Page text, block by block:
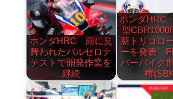
ホンダHRC 雨に見
舞われたバルセロナ
テストで開発作業を
継続
ホンダHRC
型
新トリコロ
ーを発表
パーバイク
権